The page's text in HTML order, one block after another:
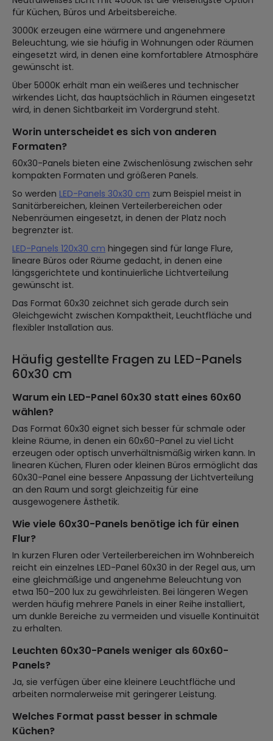
für Küchen, Büros und Arbeitsbereiche.
3000K erzeugen eine wärmere und angenehmere
Beleuchtung, wie sie häufig in Wohnungen oder Räumen
eingesetzt wird, in denen eine komfortablere Atmosphäre
gewünscht ist.
Über 5000K erhält man ein weißeres und technischer
wirkendes Licht, das hauptsächlich in Räumen eingesetzt
wird, in denen Sichtbarkeit im Vordergrund steht.
Worin unterscheidet es sich von anderen
Formaten?
60x30-Panels bieten eine Zwischenlösung zwischen sehr
kompakten Formaten und größeren Panels.
So werden LED-Panels 30x30 cm zum Beispiel meist in
Sanitärbereichen, kleinen Verteilerbereichen oder
Nebenräumen eingesetzt, in denen der Platz noch
begrenzter ist.
LED-Panels 120x30 cm hingegen sind für lange Flure,
lineare Büros oder Räume gedacht, in denen eine
längsgerichtete und kontinuierliche Lichtverteilung
gewünscht ist.
Das Format 60x30 zeichnet sich gerade durch sein
Gleichgewicht zwischen Kompaktheit, Leuchtfläche und
flexibler Installation aus.
Häufig gestellte Fragen zu LED-Panels
60x30 cm
Warum ein LED-Panel 60x30 statt eines 60x60
wählen?
Das Format 60x30 eignet sich besser für schmale oder
kleine Räume, in denen ein 60x60-Panel zu viel Licht
erzeugen oder optisch unverhältnismäßig wirken kann. In
linearen Küchen, Fluren oder kleinen Büros ermöglicht das
60x30-Panel eine bessere Anpassung der Lichtverteilung
an den Raum und sorgt gleichzeitig für eine
ausgewogenere Ästhetik.
Wie viele 60x30-Panels benötige ich für einen
Flur?
In kurzen Fluren oder Verteilerbereichen im Wohnbereich
reicht ein einzelnes LED-Panel 60x30 in der Regel aus, um
eine gleichmäßige und angenehme Beleuchtung von
etwa 150–200 lux zu gewährleisten. Bei längeren Wegen
werden häufig mehrere Panels in einer Reihe installiert,
um dunkle Bereiche zu vermeiden und visuelle Kontinuität
zu erhalten.
Leuchten 60x30-Panels weniger als 60x60-
Panels?
Ja, sie verfügen über eine kleinere Leuchtfläche und
arbeiten normalerweise mit geringerer Leistung.
Welches Format passt besser in schmale
Küchen?